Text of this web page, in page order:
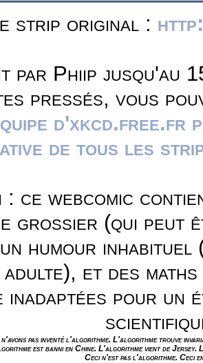
strip original :
par Phiip jusqu'au
pressés, vous
d'xkcd.free.fr
de tous les
ce webcomic
grossier (qui peut
humour inhabituel
et des maths
inadaptées pour un
pas inventé l'algorithme. L'algorithme trouve
est banni en Chine. L'algorithme vient de Jersey.
Ceci n'est pas l'algorithme. Ceci